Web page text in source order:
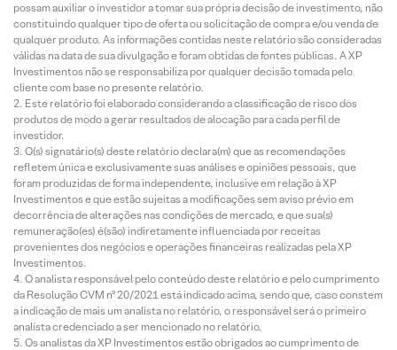
possam auxiliar o investidor a tomar sua própria decisão de investimento, não
constituindo qualquer tipo de oferta ou solicitação de compra e/ou venda de
qualquer produto. As informações contidas neste relatório são consideradas
válidas na data de sua divulgação e foram obtidas de fontes públicas. A XP
Investimentos não se responsabiliza por qualquer decisão tomada pelo
cliente com base no presente relatório.
Este relatório foi elaborado considerando a classificação de risco dos
produtos de modo a gerar resultados de alocação para cada perfil de
investidor.
O(s) signatário(s) deste relatório declara(m) que as recomendações
refletem única e exclusivamente suas análises e opiniões pessoais, que
foram produzidas de forma independente, inclusive em relação à XP
Investimentos e que estão sujeitas a modificações sem aviso prévio em
decorrência de alterações nas condições de mercado, e que sua(s)
remuneração(es) é(são) indiretamente influenciada por receitas
provenientes dos negócios e operações financeiras realizadas pela XP
Investimentos.
O analista responsável pelo conteúdo deste relatório e pelo cumprimento
da Resolução CVM nº 20/2021 está indicado acima, sendo que, caso constem
a indicação de mais um analista no relatório, o responsável será o primeiro
analista credenciado a ser mencionado no relatório.
Os analistas da XP Investimentos estão obrigados ao cumprimento de